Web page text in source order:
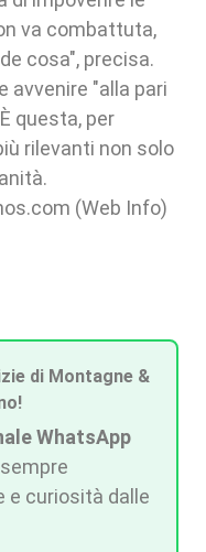
va combattuta,
cosa", precisa.
avvenire "alla pari
questa, per
rilevanti non solo
(Web Info)
di Montagne &
WhatsApp
e curiosità dalle